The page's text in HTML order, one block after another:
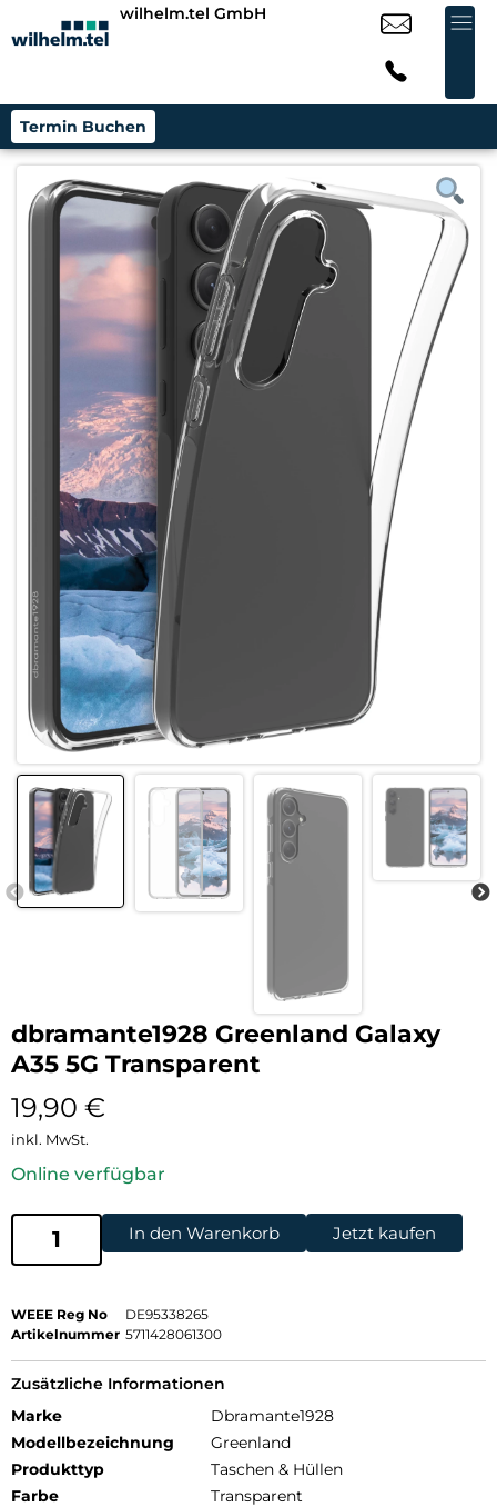
wilhelm.tel GmbH
Termin Buchen
dbramante1928 Greenland Galaxy
A35 5G Transparent
19,90 €
inkl. MwSt.
Online verfügbar
In den Warenkorb Jetzt kaufen
WEEE Reg No
DE95338265
Artikelnummer 5711428061300
Zusätzliche Informationen
Marke
Dbramante1928
Modellbezeichnung
Greenland
Produkttyp
Taschen & Hüllen
Farbe
Transparent